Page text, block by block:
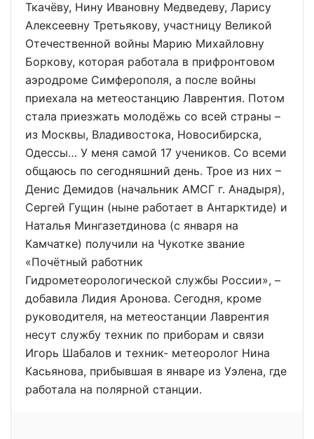
Ткачёву, Нину Ивановну Медведеву, Ларису
Алексеевну Третьякову, участницу Великой
Отечественной войны Марию Михайловну
Боркову, которая работала в прифронтовом
аэродроме Симферополя, а после войны
приехала на метеостанцию Лаврентия. Потом
стала приезжать молодёжь со всей страны –
из Москвы, Владивостока, Новосибирска,
Одессы… У меня самой 17 учеников. Со всеми
общаюсь по сегодняшний день. Трое из них –
Денис Демидов (начальник АМСГ г. Анадыря),
Сергей Гущин (ныне работает в Антарктиде) и
Наталья Мингазетдинова (с января на
Камчатке) получили на Чукотке звание
«Почётный работник
Гидрометеорологической службы России», –
добавила Лидия Аронова. Сегодня, кроме
руководителя, на метеостанции Лаврентия
несут службу техник по приборам и связи
Игорь Шабалов и техник- метеоролог Нина
Касьянова, прибывшая в январе из Уэлена, где
работала на полярной станции.